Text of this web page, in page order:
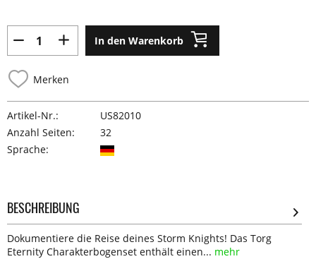
In den Warenkorb
Merken
Artikel-Nr.:
US82010
Anzahl Seiten:
32
Sprache:
BESCHREIBUNG
Dokumentiere die Reise deines Storm Knights! Das Torg
Eternity Charakterbogenset enthält einen... mehr